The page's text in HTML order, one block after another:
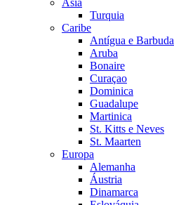
Ásia
Turquia
Caribe
Antígua e Barbuda
Aruba
Bonaire
Curaçao
Dominica
Guadalupe
Martinica
St. Kitts e Neves
St. Maarten
Europa
Alemanha
Áustria
Dinamarca